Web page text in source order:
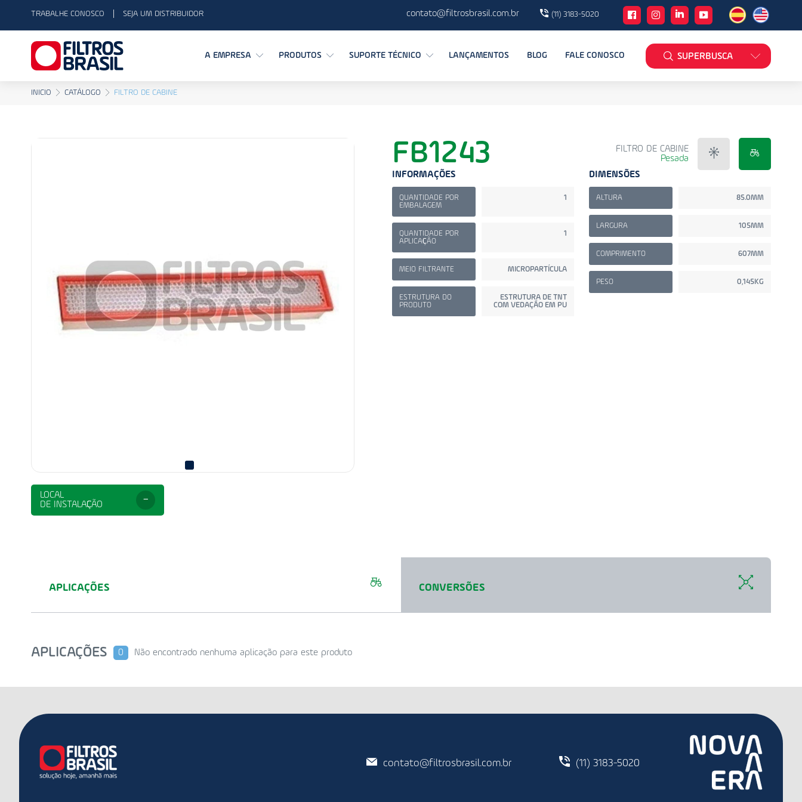
TRABALHE CONOSCO SEJA UM DISTRIBUIDOR contato@filtrosbrasil.com.br (11) 3183-5020
A EMPRESA PRODUTOS SUPORTE TÉCNICO LANÇAMENTOS BLOG FALE CONOSCO SUPERBUSCA
INICIO CATÁLOGO FILTRO DE CABINE
LOCAL
DE INSTALAÇÃO
-
FB1243
FILTRO DE CABINE
Pesada
INFORMAÇÕES
QUANTIDADE POR
EMBALAGEM
1
QUANTIDADE POR
APLICAÇÃO
1
MEIO FILTRANTE MICROPARTÍCULA
ESTRUTURA DO
PRODUTO
ESTRUTURA DE TNT
COM VEDAÇÃO EM PU
DIMENSÕES
ALTURA 85.0MM
LARGURA 105MM
COMPRIMENTO 607MM
PESO 0,145KG
APLICAÇÕES CONVERSÕES
APLICAÇÕES 0 Não encontrado nenhuma aplicação para este produto
contato@filtrosbrasil.com.br (11) 3183-5020